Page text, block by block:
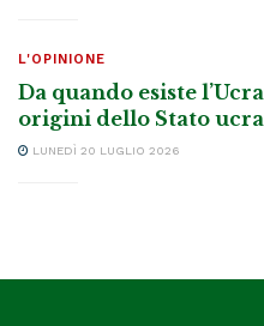
L'OPINIONE
Da quando esiste
origini dello Stato
LUNEDÌ 20 LUGLIO 2026